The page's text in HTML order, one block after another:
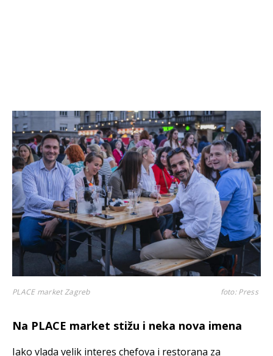
PLACE market Zagreb foto: Press
Na PLACE market stižu i neka nova imena
Iako vlada velik interes chefova i restorana za